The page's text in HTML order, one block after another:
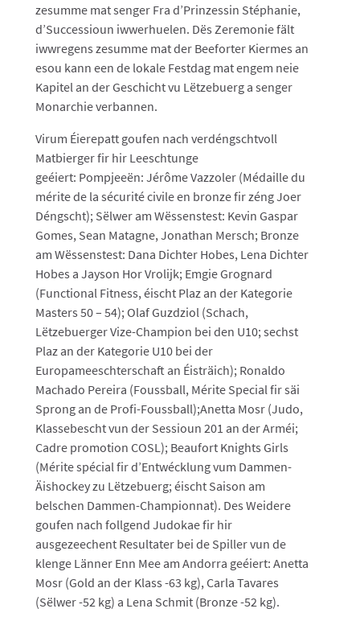
zesumme mat senger Fra d’Prinzessin Stéphanie,
d’Successioun iwwerhuelen. Dës Zeremonie fält
iwwregens zesumme mat der Beeforter Kiermes an
esou kann een de lokale Festdag mat engem neie
Kapitel an der Geschicht vu Lëtzebuerg a senger
Monarchie verbannen.
Virum Éierepatt goufen nach verdéngschtvoll
Matbierger fir hir Leeschtunge
geéiert: Pompjeeën: Jérôme Vazzoler (Médaille du
mérite de la sécurité civile en bronze fir zéng Joer
Déngscht); Sëlwer am Wëssenstest: Kevin Gaspar
Gomes, Sean Matagne, Jonathan Mersch; Bronze
am Wëssenstest: Dana Dichter Hobes, Lena Dichter
Hobes a Jayson Hor Vrolijk; Emgie Grognard
(Functional Fitness, éischt Plaz an der Kategorie
Masters 50 – 54); Olaf Guzdziol (Schach,
Lëtzebuerger Vize-Champion bei den U10; sechst
Plaz an der Kategorie U10 bei der
Europameeschterschaft an Éisträich); Ronaldo
Machado Pereira (Foussball, Mérite Special fir säi
Sprong an de Profi-Foussball);Anetta Mosr (Judo,
Klassebescht vun der Sessioun 201 an der Arméi;
Cadre promotion COSL); Beaufort Knights Girls
(Mérite spécial fir d’Entwécklung vum Dammen-
Äishockey zu Lëtzebuerg; éischt Saison am
belschen Dammen-Championnat). Des Weidere
goufen nach follgend Judokae fir hir
ausgezeechent Resultater bei de Spiller vun de
klenge Länner Enn Mee am Andorra geéiert: Anetta
Mosr (Gold an der Klass -63 kg), Carla Tavares
(Sëlwer -52 kg) a Lena Schmit (Bronze -52 kg).